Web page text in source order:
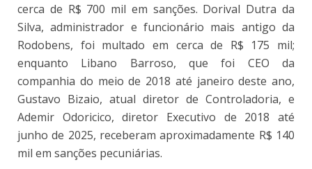
cerca de R$ 700 mil em sanções. Dorival Dutra da
Silva, administrador e funcionário mais antigo da
Rodobens, foi multado em cerca de R$ 175 mil;
enquanto Libano Barroso, que foi CEO da
companhia do meio de 2018 até janeiro deste ano,
Gustavo Bizaio, atual diretor de Controladoria, e
Ademir Odoricico, diretor Executivo de 2018 até
junho de 2025, receberam aproximadamente R$ 140
mil em sanções pecuniárias.